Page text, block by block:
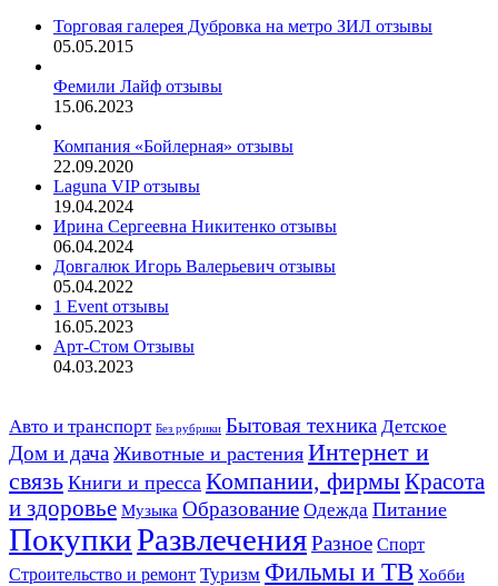
Торговая галерея Дубровка на метро ЗИЛ отзывы
05.05.2015
Фемили Лайф отзывы
15.06.2023
Компания «Бойлерная» отзывы
22.09.2020
Laguna VIP отзывы
19.04.2024
Ирина Сергеевна Никитенко отзывы
06.04.2024
Довгалюк Игорь Валерьевич отзывы
05.04.2022
1 Event отзывы
16.05.2023
Арт-Стом Отзывы
04.03.2023
Авто и транспорт Без рубрики Бытовая техника Детское
Дом и дача Животные и растения Интернет и
связь Книги и пресса Компании, фирмыКрасота
и здоровье Музыка Образование Одежда Питание
ПокупкиРазвлеченияРазное Спорт
Строительство и ремонт Туризм Фильмы и ТВ Хобби